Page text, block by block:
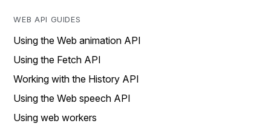
WEB API GUIDES
Using the Web animation API
Using the Fetch API
Working with the History API
Using the Web speech API
Using web workers